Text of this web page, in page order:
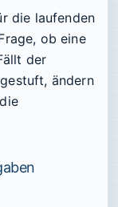
die laufenden
ob eine
der
ändern